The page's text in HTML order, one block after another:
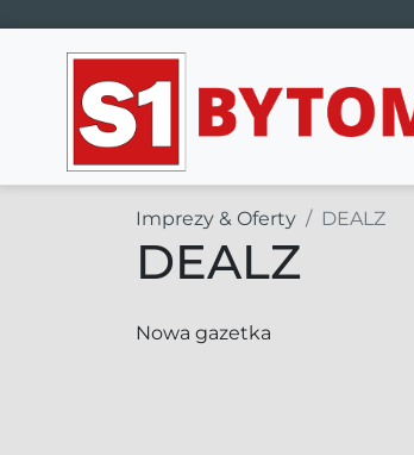
Main Navigation
Imprezy & Oferty DEALZ
DEALZ
Nowa gazetka